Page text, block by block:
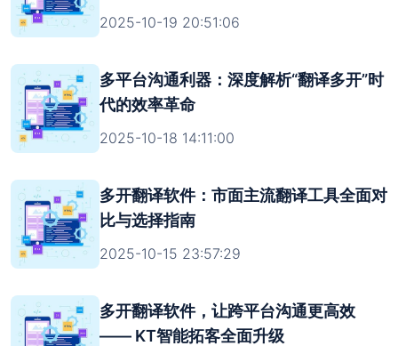
2025-10-19 20:51:06
多平台沟通利器：深度解析“翻译多开”时
代的效率革命
2025-10-18 14:11:00
多开翻译软件：市面主流翻译工具全面对
比与选择指南
2025-10-15 23:57:29
多开翻译软件，让跨平台沟通更高效
—— KT智能拓客全面升级